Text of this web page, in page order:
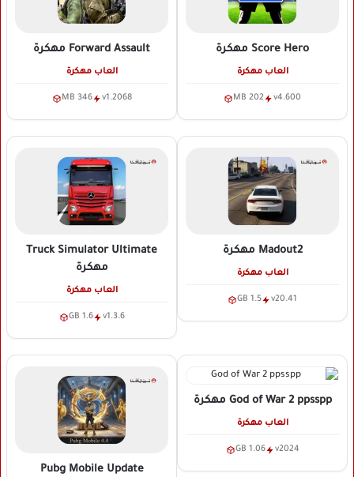
Score Hero مهكرة
العاب مهكرة
v4.600
202 MB
Forward Assault مهكرة
العاب مهكرة
v1.2068
346 MB
Madout2 مهكرة
العاب مهكرة
v20.41
1.5 GB
Truck Simulator Ultimate
مهكرة
العاب مهكرة
v1.3.6
1.6 GB
God of War 2 ppsspp مهكرة
العاب مهكرة
v2024
1.06 GB
Pubg Mobile Update